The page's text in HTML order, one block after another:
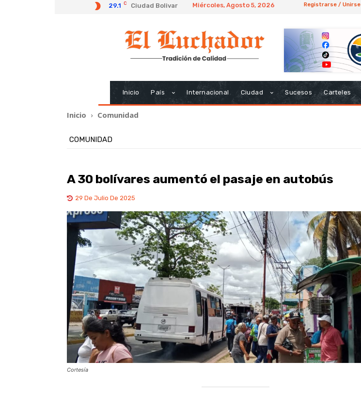
29.1 C Ciudad Bolivar Miércoles, Agosto 5, 2026 Registrarse / Unirse
Inicio País Internacional Ciudad Sucesos Carteles
Inicio Comunidad
COMUNIDAD
‎A 30 bolívares aumentó el pasaje en autobús
29 De Julio De 2025
Cortesía